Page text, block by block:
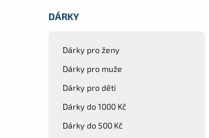
DÁRKY
Dárky pro ženy
Dárky pro muže
Dárky pro děti
Dárky do 1000 Kč
Dárky do 500 Kč